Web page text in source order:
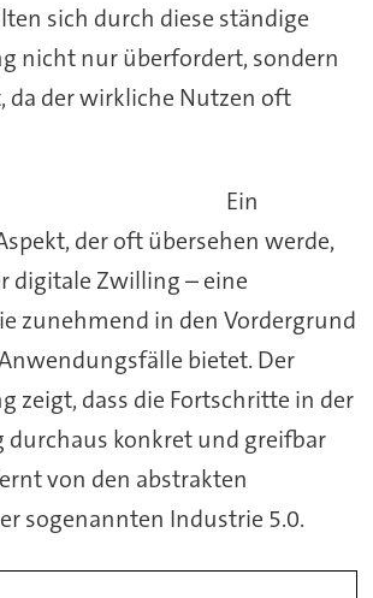
sich durch diese ständige
nicht nur überfordert, sondern
da der wirkliche Nutzen oft
Ein
der oft übersehen werde,
digitale Zwilling – eine
zunehmend in den Vordergrund
bietet. Der
zeigt, dass die Fortschritte in der
konkret und greifbar
von den abstrakten
sogenannten Industrie 5.0.